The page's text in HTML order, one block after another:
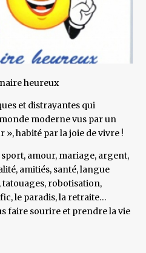
heureux
et distrayantes qui
moderne vus par un
habité par la joie de vivre !
amour, mariage, argent,
amitiés, santé, langue
robotisation,
le paradis, la retraite…
faire sourire et prendre la vie